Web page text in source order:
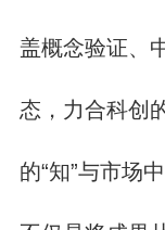
盖概念验证、
态，力合科创
的“知”与市场